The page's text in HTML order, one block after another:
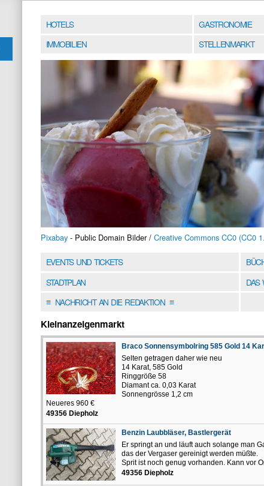
HOTELS GASTRONOMIE
IMMOBILIEN
STELLENMARKT
Pixabay - Public Domain Bilder / Creative Commons CC0 (CC0
EVENTS UND TICKETS
STADTPLAN
DAS
≡NACHRICHT AN DIE REDAKTION≡
Kleinanzeigenmarkt
Braco Sonnensymbolring 585 Gold 14
Selten getragen daher wie neu
14 Karat, 585 Gold
Ringgröße 58
Diamant ca. 0,03 Karat
Sonnengrösse 1,2 cm
Neueres 960 €
49356 Diepholz
Benzin Laubbläser, Bastlergerät
Er springt an und läuft auch solange man
das der Vergaser gereinigt werden müßte.
Sprit ist noch genug vorhanden. Kann vor
49356 Diepholz